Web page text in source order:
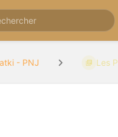
- PNJ Les